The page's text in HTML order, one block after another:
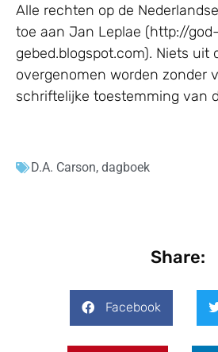
Alle rechten op de
toe aan Jan Leplae (http://
gebed.blogspot.com). Niets uit
overgenomen worden zonder
schriftelijke toestemming van
D.A. Carson, dagboek
Share:
Facebook